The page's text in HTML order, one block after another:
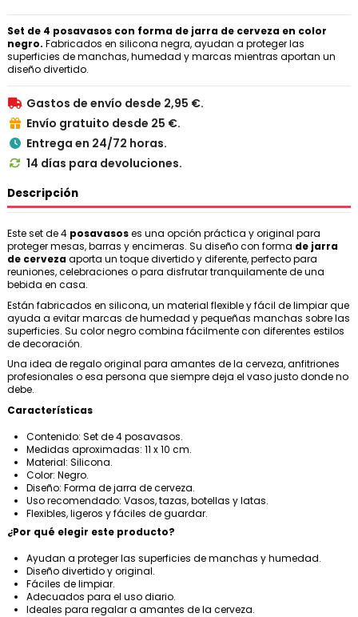
Set de 4 posavasos con forma de jarra de cerveza en color
negro. Fabricados en silicona negra, ayudan a proteger las
superficies de manchas, humedad y marcas mientras aportan un
diseño divertido.
 Gastos de envío desde 2,95 €.
 Envío gratuito desde 25 €.
 Entrega en 24/72 horas.
 14 días para devoluciones.
Descripción
Este set de 4 posavasoses una opción práctica y original para
proteger mesas, barras y encimeras. Su diseño con forma de jarra
de cervezaaporta un toque divertido y diferente, perfecto para
reuniones, celebraciones o para disfrutar tranquilamente de una
bebida en casa.
Están fabricados en silicona, un material flexible y fácil de limpiar que
ayuda a evitar marcas de humedad y pequeñas manchas sobre las
superficies. Su color negro combina fácilmente con diferentes estilos
de decoración.
Una idea de regalo original para amantes de la cerveza, anfitriones
profesionales o esa persona que siempre deja el vaso justo donde no
debe.
Características
Contenido: Set de 4 posavasos.
Medidas aproximadas: 11 x 10 cm.
Material: Silicona.
Color: Negro.
Diseño: Forma de jarra de cerveza.
Uso recomendado: Vasos, tazas, botellas y latas.
Flexibles, ligeros y fáciles de guardar.
¿Por qué elegir este producto?
Ayudan a proteger las superficies de manchas y humedad.
Diseño divertido y original.
Fáciles de limpiar.
Adecuados para el uso diario.
Ideales para regalar a amantes de la cerveza.